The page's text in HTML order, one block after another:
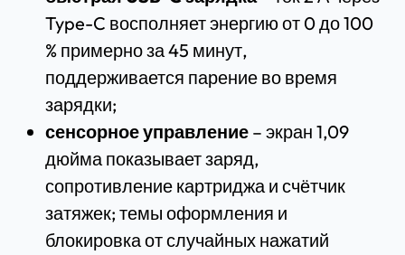
Type-C восполняет энергию от 0 до 100
% примерно за 45 минут,
поддерживается парение во время
зарядки;
сенсорное управление– экран 1,09
дюйма показывает заряд,
сопротивление картриджа и счётчик
затяжек; темы оформления и
блокировка от случайных нажатий